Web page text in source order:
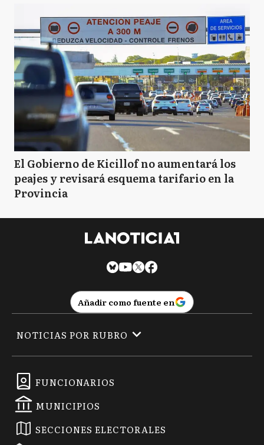
El Gobierno de Kicillof no aumentará los
peajes y revisará esquema tarifario en la
Provincia
Añadir como fuente en
FUNCIONARIOS
MUNICIPIOS
SECCIONES ELECTORALES
NOTICIAS POR RUBRO